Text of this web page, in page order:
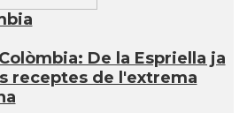
De la Espriella ja
receptes de l'extrema